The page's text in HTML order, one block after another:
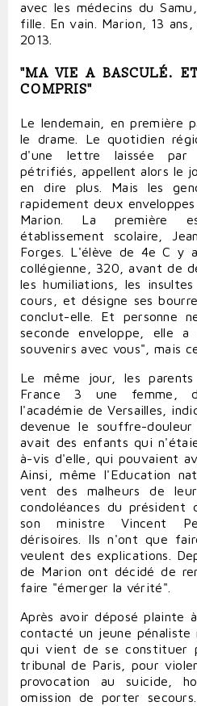
avec les médecins du
fille. En vain. Marion, 13
2013.
"MA VIE A BASCULÉ.
COMPRIS"
Le lendemain, en première
le drame. Le quotidien
d'une lettre laissée par
pétrifiés, appellent alors le
en dire plus. Mais les
rapidement deux
Marion. La première
établissement scolaire,
Forges. L'élève de 4e C y
collégienne, 320, avant de
les humiliations, les
cours, et désigne ses
conclut-elle. Et personne
seconde enveloppe, elle
souvenirs avec vous", mais
Le même jour, les
France 3 une femme,
l'académie de Versailles,
devenue le souffre-
avait des enfants qui
à-vis d'elle, qui pouvaient
Ainsi, même l'Education
vent des malheurs de
condoléances du
son ministre Vincent
dérisoires. Ils n'ont que
veulent des explications.
de Marion ont décidé de
faire "émerger la vérité".
Après avoir déposé plainte
contacté un jeune pénaliste
qui vient de se constituer
tribunal de Paris, pour
provocation au suicide,
omission de porter